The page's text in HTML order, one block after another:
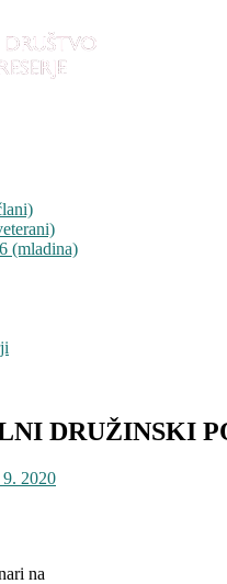
(mladina)
DRUŽINSKI
9. 2020
na